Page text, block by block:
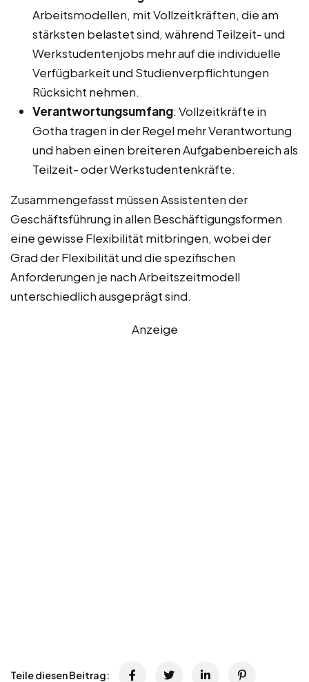
Arbeitsmodellen, mit Vollzeitkräften, die am
stärksten belastet sind, während Teilzeit- und
Werkstudentenjobs mehr auf die individuelle
Verfügbarkeit und Studienverpflichtungen
Rücksicht nehmen.
Verantwortungsumfang: Vollzeitkräfte in
Gotha tragen in der Regel mehr Verantwortung
und haben einen breiteren Aufgabenbereich als
Teilzeit- oder Werkstudentenkräfte.
Zusammengefasst müssen Assistenten der
Geschäftsführung in allen Beschäftigungsformen
eine gewisse Flexibilität mitbringen, wobei der
Grad der Flexibilität und die spezifischen
Anforderungen je nach Arbeitszeitmodell
unterschiedlich ausgeprägt sind.
Anzeige
Teile diesen Beitrag: